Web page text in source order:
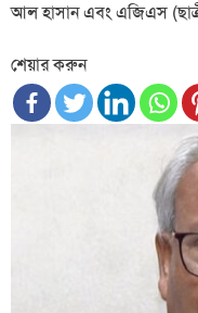
আল হাসান এবং এজিএস
শেয়ার করুন